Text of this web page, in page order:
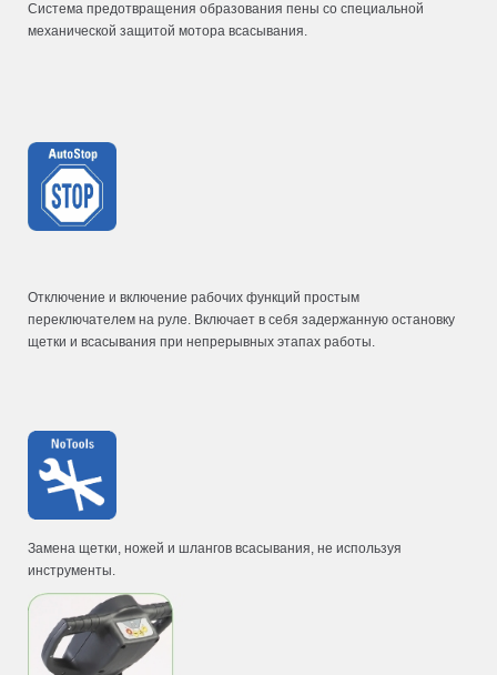
Система предотвращения образования пены со специальной
механической защитой мотора всасывания.
Отключение и включение рабочих функций простым
переключателем на руле. Включает в себя задержанную остановку
щетки и всасывания при непрерывных этапах работы.
Замена щетки, ножей и шлангов всасывания, не используя
инструменты.